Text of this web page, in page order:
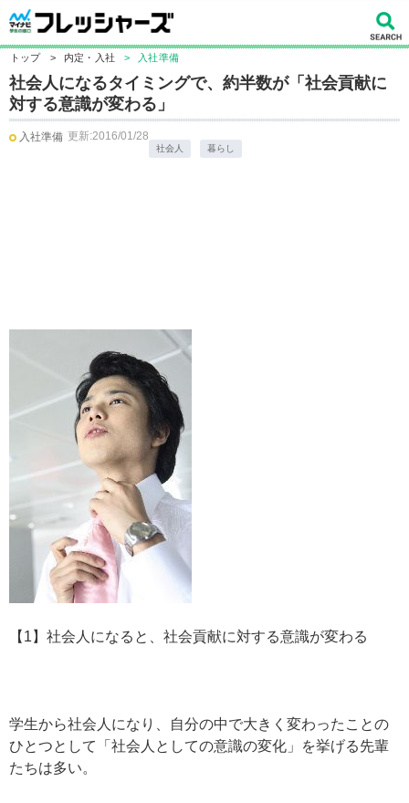
トップ > 内定・入社 > 入社準備
社会人になるタイミングで、約半数が「社会貢献に
対する意識が変わる」
入社準備 更新:2016/01/28
社会人 暮らし
【1】社会人になると、社会貢献に対する意識が変わる
学生から社会人になり、自分の中で大きく変わったことの
ひとつとして「社会人としての意識の変化」を挙げる先輩
たちは多い。